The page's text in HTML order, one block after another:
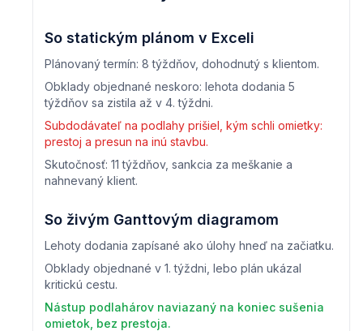
So statickým plánom v Exceli
Plánovaný termín: 8 týždňov, dohodnutý s klientom.
Obklady objednané neskoro: lehota dodania 5
týždňov sa zistila až v 4. týždni.
Subdodávateľ na podlahy prišiel, kým schli omietky:
prestoj a presun na inú stavbu.
Skutočnosť: 11 týždňov, sankcia za meškanie a
nahnevaný klient.
So živým Ganttovým diagramom
Lehoty dodania zapísané ako úlohy hneď na začiatku.
Obklady objednané v 1. týždni, lebo plán ukázal
kritickú cestu.
Nástup podlahárov naviazaný na koniec sušenia
omietok, bez prestoja.